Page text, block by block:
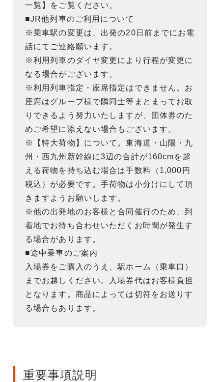
一覧】をご覧ください。
■JR他列車のご利用について
※乗車駅の変更は、出発の20日前までにお電
話にてご連絡願います。
※利用列車のダイヤ変更により行程が変更に
なる場合がございます。
※利用列車指定・座席指定はできません。お
座席はグループ様で隣同士等まとまってお取
りできるよう努力いたしますが、団体券のた
めご希望に添えない場合もございます。
※【特大荷物】について。東海道・山陽・九
州・西九州新幹線に3辺の合計が160cmを超
える荷物を持ち込む場合は手数料（1,000円
税込）が必要です。手荷物は小分けにして頂
きますようお願いします。
※他の出発地のお客様と合同催行のため、到
着地でお待ち合わせいただくお時間が発生す
る場合があります。
■途中乗車のご案内
入場券をご購入のうえ、駅ホーム（乗車口）
までお越しください。入場券代はお客様負担
となります。商品によっては切符をお送りす
る場合もあります。
重要事項説明